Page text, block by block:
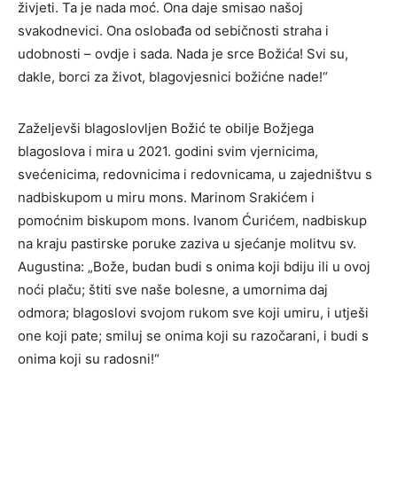
živjeti. Ta je nada moć. Ona daje smisao našoj
svakodnevici. Ona oslobađa od sebičnosti straha i
udobnosti – ovdje i sada. Nada je srce Božića! Svi su,
dakle, borci za život, blagovjesnici božićne nade!“
Zaželjevši blagoslovljen Božić te obilje Božjega
blagoslova i mira u 2021. godini svim vjernicima,
svećenicima, redovnicima i redovnicama, u zajedništvu s
nadbiskupom u miru mons. Marinom Srakićem i
pomoćnim biskupom mons. Ivanom Ćurićem, nadbiskup
na kraju pastirske poruke zaziva u sjećanje molitvu sv.
Augustina: „Bože, budan budi s onima koji bdiju ili u ovoj
noći plaču; štiti sve naše bolesne, a umornima daj
odmora; blagoslovi svojom rukom sve koji umiru, i utješi
one koji pate; smiluj se onima koji su razočarani, i budi s
onima koji su radosni!“